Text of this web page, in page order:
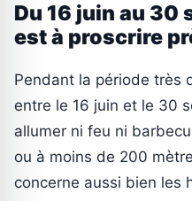
Du 16 juin au 30
est à proscrire
Pendant la période très
entre le 16 juin et le 30
allumer ni feu ni
ou à moins de 200
concerne aussi bien les